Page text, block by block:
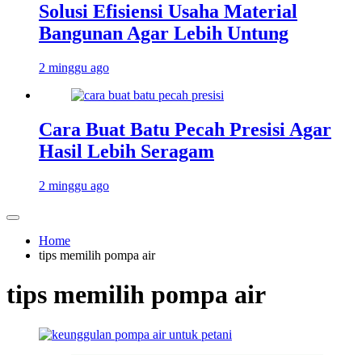
Solusi Efisiensi Usaha Material
Bangunan Agar Lebih Untung
2 minggu ago
Cara Buat Batu Pecah Presisi Agar
Hasil Lebih Seragam
2 minggu ago
Home
tips memilih pompa air
tips memilih pompa air